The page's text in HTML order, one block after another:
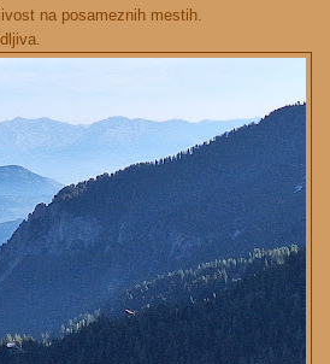
na posameznih mestih.